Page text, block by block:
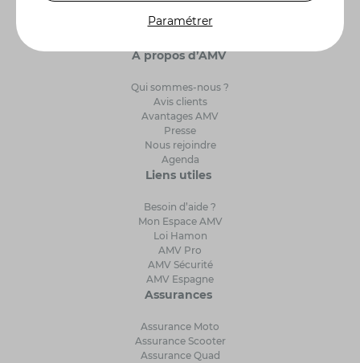
A propos d’AMV
Qui sommes-nous ?
Avis clients
Avantages AMV
Presse
Nous rejoindre
Agenda
Liens utiles
Besoin d’aide ?
Mon Espace AMV
Loi Hamon
AMV Pro
AMV Sécurité
AMV Espagne
Assurances
Assurance Moto
Assurance Scooter
Assurance Quad
Paramétrer